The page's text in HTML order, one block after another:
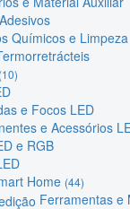
Químicos e Limpeza
(10)
e Focos LED
e Acessórios
e RGB
Home (44)
Ferramentas e